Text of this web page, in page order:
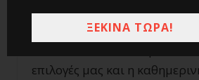
νομίζαμε σημαντικό στη ζωή
Μάλιστα, είναι εκπληκτικό
επιλογές μας και η
ΞΕΚΙΝΑ ΤΩΡΑ!